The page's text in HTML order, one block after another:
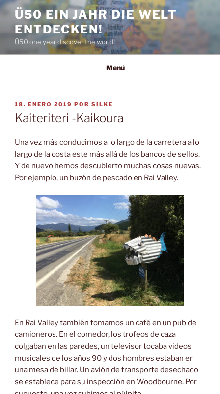
Saltar
contenido
Ü50 EIN JAHR DIE WELT
ENTDECKEN!
Ü50 one year discover the world!
Menú
PUBLICADO
EL
18. ENERO 2019 POR SILKE
Kaiteriteri -Kaikoura
Una vez más conducimos a lo largo de la carretera a lo
largo de la costa este más allá de los bancos de sellos.
Y de nuevo hemos descubierto muchas cosas nuevas.
Por ejemplo, un buzón de pescado en Rai Valley.
En Rai Valley también tomamos un café en un pub de
camioneros. En el comedor, los trofeos de caza
colgaban en las paredes, un televisor tocaba videos
musicales de los años 90 y dos hombres estaban en
una mesa de billar. Un avión de transporte desechado
se establece para su inspección en Woodbourne. Por